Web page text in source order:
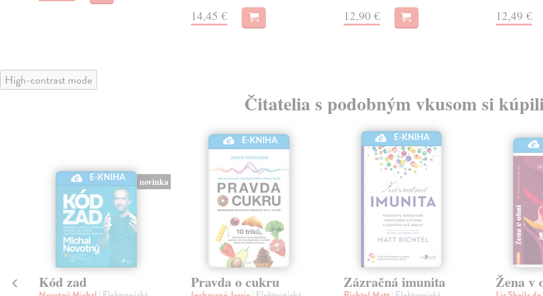
14,45 € 12,90 € 12,49 €
High-contrast mode
Čitatelia s podobným vkusom si
E-KNIHA novinka
Kód zad
E-KNIHA
Pravda o cukru
E-KNIHA
Zázračná imunita Žena v